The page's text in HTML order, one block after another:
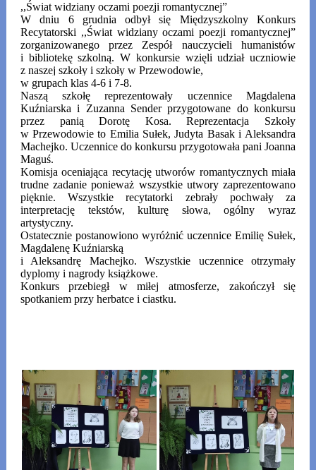
,,Świat widziany oczami poezji romantycznej”
W dniu 6 grudnia odbył się Międzyszkolny Konkurs
Recytatorski ,,Świat widziany oczami poezji romantycznej”
zorganizowanego przez Zespół nauczycieli humanistów
i bibliotekę szkolną. W konkursie wzięli udział uczniowie
z naszej szkoły i szkoły w Przewodowie,
w grupach klas 4-6 i 7-8.
Naszą szkołę reprezentowały uczenniceMagdalena
Kuźniarska i Zuzanna Sender przygotowane do konkursu
przez panią Dorotę Kosa. Reprezentacja Szkoły
w Przewodowie to Emilia Sułek, Judyta Basak i Aleksandra
Machejko. Uczennice do konkursu przygotowała pani Joanna
Maguś.
Komisja oceniająca recytację utworów romantycznych miała
trudne zadanie ponieważ wszystkie utwory zaprezentowano
pięknie. Wszystkie recytatorki zebrały pochwały za
interpretację tekstów, kulturę słowa, ogólny wyraz
artystyczny.
Ostatecznie postanowiono wyróżnić uczennice Emilię Sułek,
Magdalenę Kuźniarską
i Aleksandrę Machejko. Wszystkie uczennice otrzymały
dyplomy i nagrody książkowe.
Konkurs przebiegł w miłej atmosferze, zakończył się
spotkaniem przy herbatce i ciastku.